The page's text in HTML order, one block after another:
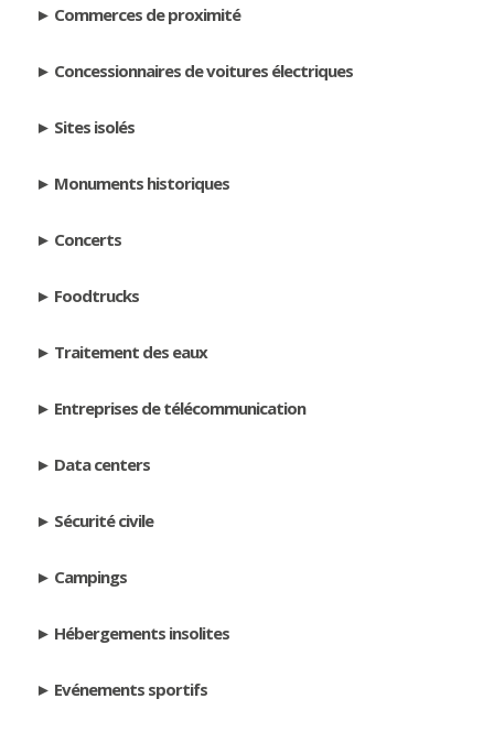
Commerces de proximité
Concessionnaires de voitures électriques
Sites isolés
Monuments historiques
Concerts
Foodtrucks
Traitement des eaux
Entreprises de télécommunication
Data centers
Sécurité civile
Campings
Hébergements insolites
Evénements sportifs